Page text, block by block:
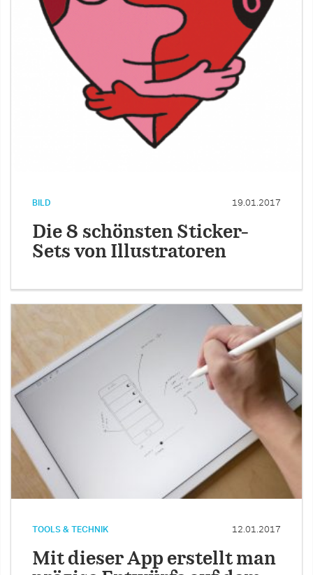
BILD 19.01.2017
Die 8 schönsten Sticker-
Sets von Illustratoren
TOOLS & TECHNIK 12.01.2017
Mit dieser App erstellt man